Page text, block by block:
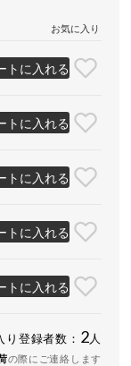
お気に入り
トに入れる
トに入れる
トに入れる
トに入れる
トに入れる
り登録者数： 2 人
の際にご連絡します